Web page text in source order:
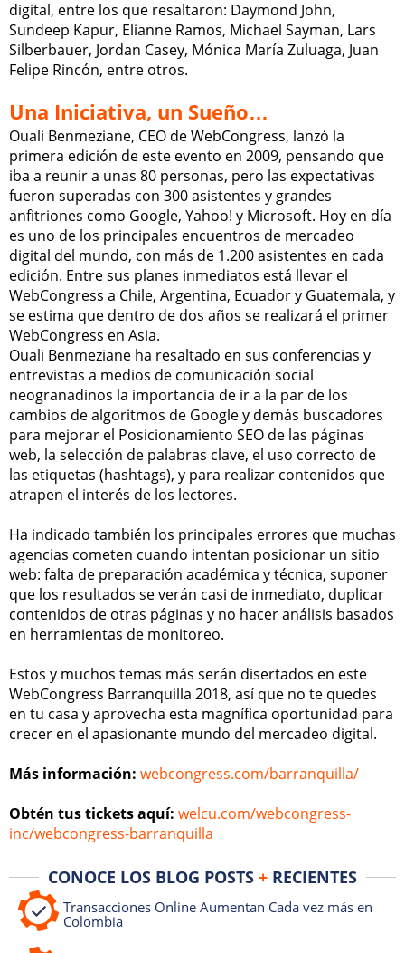
digital, entre los que resaltaron: Daymond John,
Sundeep Kapur, Elianne Ramos, Michael Sayman, Lars
Silberbauer, Jordan Casey, Mónica María Zuluaga, Juan
Felipe Rincón, entre otros.
Una Iniciativa, un Sueño…
Ouali Benmeziane, CEO de WebCongress, lanzó la
primera edición de este evento en 2009, pensando que
iba a reunir a unas 80 personas, pero las expectativas
fueron superadas con 300 asistentes y grandes
anfitriones como Google, Yahoo! y Microsoft. Hoy en día
es uno de los principales encuentros de mercadeo
digital del mundo, con más de 1.200 asistentes en cada
edición. Entre sus planes inmediatos está llevar el
WebCongress a Chile, Argentina, Ecuador y Guatemala, y
se estima que dentro de dos años se realizará el primer
WebCongress en Asia.
Ouali Benmeziane ha resaltado en sus conferencias y
entrevistas a medios de comunicación social
neogranadinos la importancia de ir a la par de los
cambios de algoritmos de Google y demás buscadores
para mejorar el Posicionamiento SEO de las páginas
web, la selección de palabras clave, el uso correcto de
las etiquetas (hashtags), y para realizar contenidos que
atrapen el interés de los lectores.
Ha indicado también los principales errores que muchas
agencias cometen cuando intentan posicionar un sitio
web: falta de preparación académica y técnica, suponer
que los resultados se verán casi de inmediato, duplicar
contenidos de otras páginas y no hacer análisis basados
en herramientas de monitoreo.
Estos y muchos temas más serán disertados en este
WebCongress Barranquilla 2018, así que no te quedes
en tu casa y aprovecha esta magnífica oportunidad para
crecer en el apasionante mundo del mercadeo digital.
Más información: webcongress.com/barranquilla/
Obtén tus tickets aquí: welcu.com/webcongress-
inc/webcongress-barranquilla
CONOCE LOS BLOG POSTS +RECIENTES
Transacciones Online Aumentan Cada vez más en
Colombia